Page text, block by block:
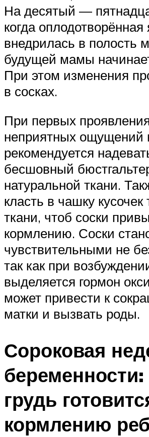
На десятый —
когда оплодотворённая
внедрилась в полость
будущей мамы
При этом изменения
в сосках.
При первых
неприятных ощущений
рекомендуется
бесшовный
натуральной ткани.
класть в чашку кусочек
ткани, чтоб соски
кормлению. Соски
чувствительными не
так как при
выделяется гормон
может привести к
матки и вызвать роды.
Сороковая
беременности:
грудь
кормлению